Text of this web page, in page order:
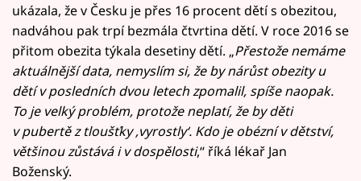
ukázala, že v Česku je přes 16 procent dětí s obezitou,
nadváhou pak trpí bezmála čtvrtina dětí. V roce 2016 se
přitom obezita týkala desetiny dětí. „Přestože nemáme
aktuálnější data, nemyslím si, že by nárůst obezity u
dětí v posledních dvou letech zpomalil, spíše naopak.
To je velký problém, protože neplatí, že by děti
v pubertě z tloušťky ‚vyrostly‘. Kdo je obézní v dětství,
většinou zůstává i v dospělosti,“ říká lékař Jan
Boženský.